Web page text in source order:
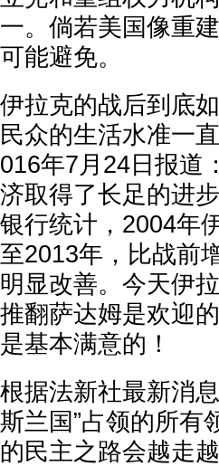
一。倘若美国像重
可能避免。
伊拉克的战后到底
民众的生活水准一
016年7月24日报道
济取得了长足的进
银行统计，2004年
至2013年，比战前
明显改善。今天伊
推翻萨达姆是欢迎
是基本满意的！
根据法新社最新消
斯兰国”占领的所有
的民主之路会越走越